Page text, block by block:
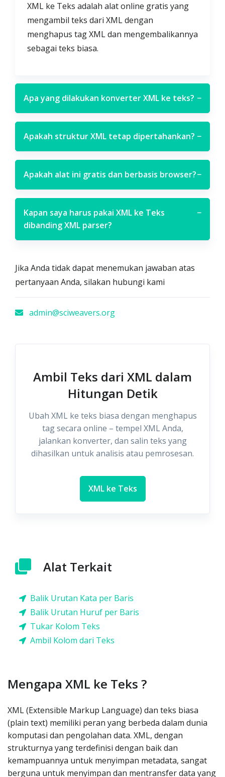
XML ke Teks adalah alat online gratis yang
mengambil teks dari XML dengan
menghapus tag XML dan mengembalikannya
sebagai teks biasa.
Apa yang dilakukan konverter XML ke teks? −
Apakah struktur XML tetap dipertahankan? −
Apakah alat ini gratis dan berbasis browser?−
Kapan saya harus pakai XML ke Teks
dibanding XML parser?
−
Jika Anda tidak dapat menemukan jawaban atas
pertanyaan Anda, silakan hubungi kami
admin@sciweavers.org
Ambil Teks dari XML dalam
Hitungan Detik
Ubah XML ke teks biasa dengan menghapus
tag secara online – tempel XML Anda,
jalankan konverter, dan salin teks yang
dihasilkan untuk analisis atau pemrosesan.
XML ke Teks
Alat Terkait
Balik Urutan Kata per Baris
Balik Urutan Huruf per Baris
Tukar Kolom Teks
Ambil Kolom dari Teks
Mengapa XML ke Teks ?
XML (Extensible Markup Language) dan teks biasa
(plain text) memiliki peran yang berbeda dalam dunia
komputasi dan pengolahan data. XML, dengan
strukturnya yang terdefinisi dengan baik dan
kemampuannya untuk menyimpan metadata, sangat
berguna untuk menyimpan dan mentransfer data yang